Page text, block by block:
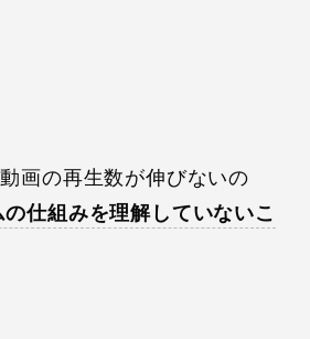
画の再生数が伸びないの
仕組みを理解していないこ